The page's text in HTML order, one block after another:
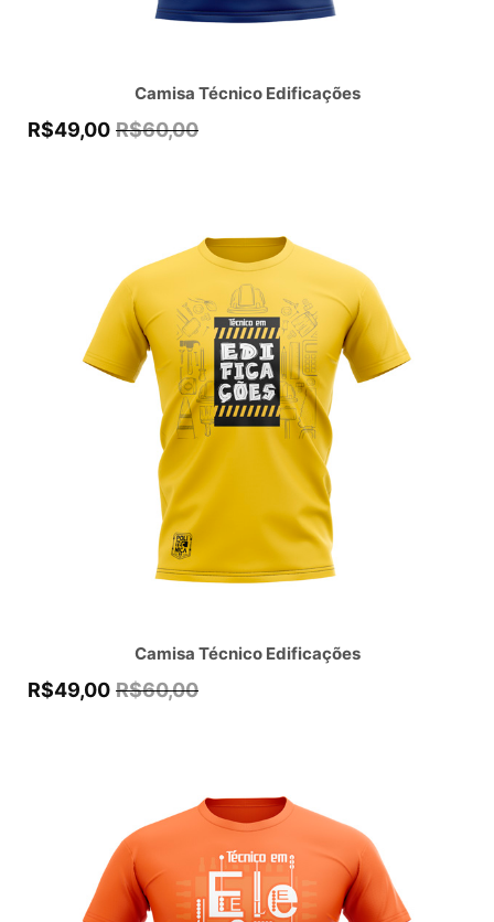
Camisa Técnico Edificações
R$60,00
R$49,00
Camisa Técnico Edificações
R$60,00
R$49,00